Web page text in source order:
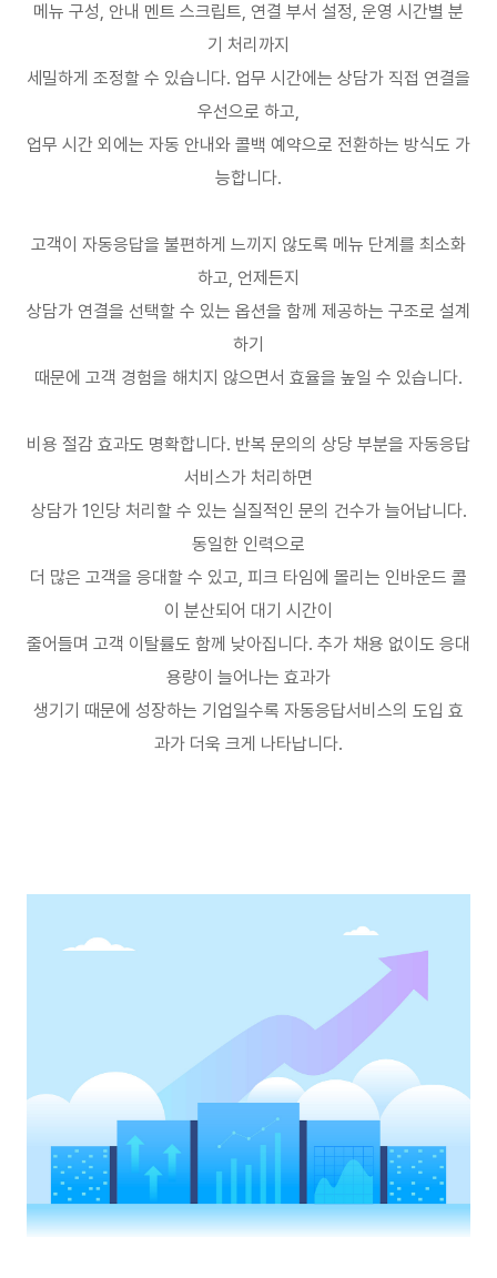
메뉴 구성, 안내 멘트 스크립트, 연결 부서 설정, 운영 시간별 분
기 처리까지
세밀하게 조정할 수 있습니다. 업무 시간에는 상담가 직접 연결을
우선으로 하고,
업무 시간 외에는 자동 안내와 콜백 예약으로 전환하는 방식도 가
능합니다.
고객이 자동응답을 불편하게 느끼지 않도록 메뉴 단계를 최소화
하고, 언제든지
상담가 연결을 선택할 수 있는 옵션을 함께 제공하는 구조로 설계
하기
때문에 고객 경험을 해치지 않으면서 효율을 높일 수 있습니다.
비용 절감 효과도 명확합니다. 반복 문의의 상당 부분을 자동응답
서비스가 처리하면
상담가 1인당 처리할 수 있는 실질적인 문의 건수가 늘어납니다.
동일한 인력으로
더 많은 고객을 응대할 수 있고, 피크 타임에 몰리는 인바운드 콜
이 분산되어 대기 시간이
줄어들며 고객 이탈률도 함께 낮아집니다. 추가 채용 없이도 응대
용량이 늘어나는 효과가
생기기 때문에 성장하는 기업일수록 자동응답서비스의 도입 효
과가 더욱 크게 나타납니다.